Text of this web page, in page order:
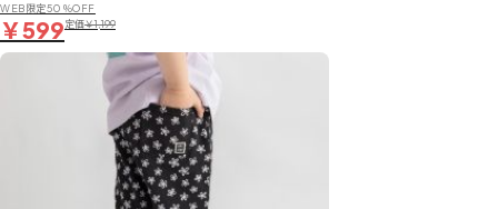
WEB限定50％OFF
￥599定価￥1,199